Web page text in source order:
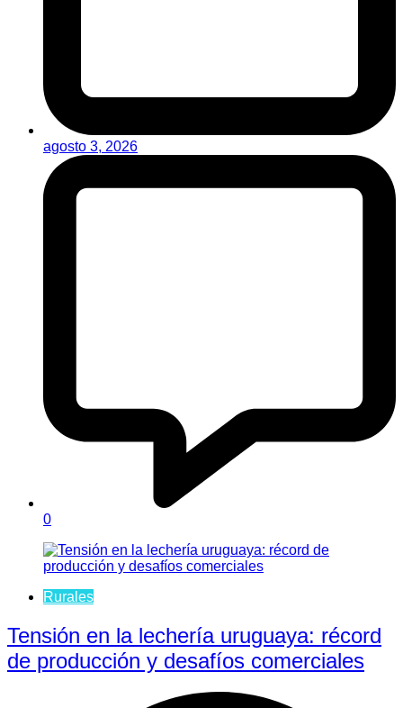
agosto 3, 2026
0
Rurales
Tensión en la lechería uruguaya: récord
de producción y desafíos comerciales